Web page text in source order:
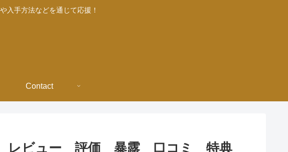
入手方法などを通じて応援！
Contact
略 レビュー 評価 暴露 口コミ 特典